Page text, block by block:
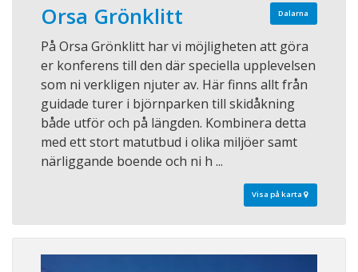
Dalarna
Orsa Grönklitt
På Orsa Grönklitt har vi möjligheten att göra
er konferens till den där speciella upplevelsen
som ni verkligen njuter av. Här finns allt från
guidade turer i björnparken till skidåkning
både utför och på längden. Kombinera detta
med ett stort matutbud i olika miljöer samt
närliggande boende och ni h ...
Visa på karta